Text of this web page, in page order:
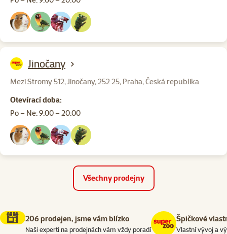
Jinočany
Mezi Stromy 512, Jinočany, 252 25, Praha, Česká republika
Otevírací doba:
Po – Ne: 9:00 – 20:00
Všechny prodejny
206 prodejen, jsme vám blízko
Naši experti na prodejnách vám vždy poradí
Špičkové
Vlastní vývoj a